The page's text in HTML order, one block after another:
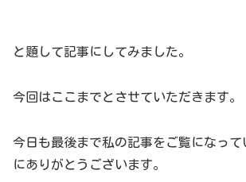
と題して記事にしてみました。
今回はここまでとさせていただきます。
今日も最後まで私の記事をご覧になって
にありがとうございます。